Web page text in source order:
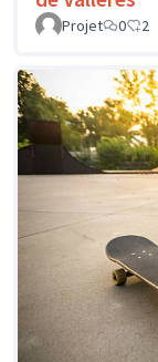
Projet
0 2